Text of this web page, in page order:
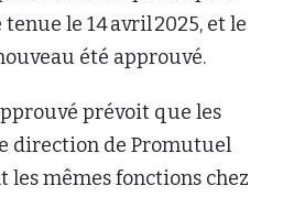
le 14 avril 2025, et le
été approuvé.
prévoit que les
direction de Promutuel
les mêmes fonctions chez